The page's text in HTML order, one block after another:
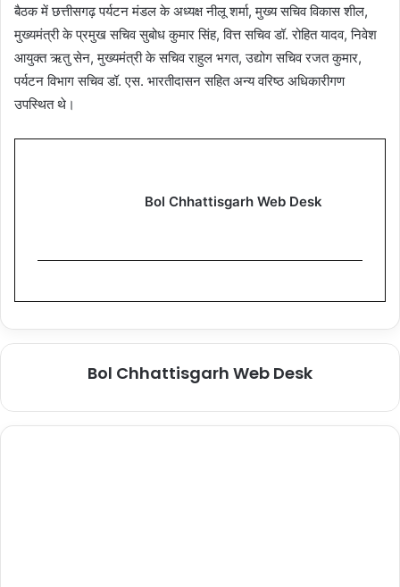
बैठक में छत्तीसगढ़ पर्यटन मंडल के अध्यक्ष नीलू शर्मा, मुख्य सचिव विकास शील,
मुख्यमंत्री के प्रमुख सचिव सुबोध कुमार सिंह, वित्त सचिव डॉ. रोहित यादव, निवेश
आयुक्त ऋतु सेन, मुख्यमंत्री के सचिव राहुल भगत, उद्योग सचिव रजत कुमार,
पर्यटन विभाग सचिव डॉ. एस. भारतीदासन सहित अन्य वरिष्ठ अधिकारीगण
उपस्थित थे।
Bol Chhattisgarh Web Desk
Bol Chhattisgarh Web Desk